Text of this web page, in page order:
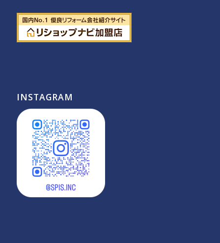
INSTAGRAM